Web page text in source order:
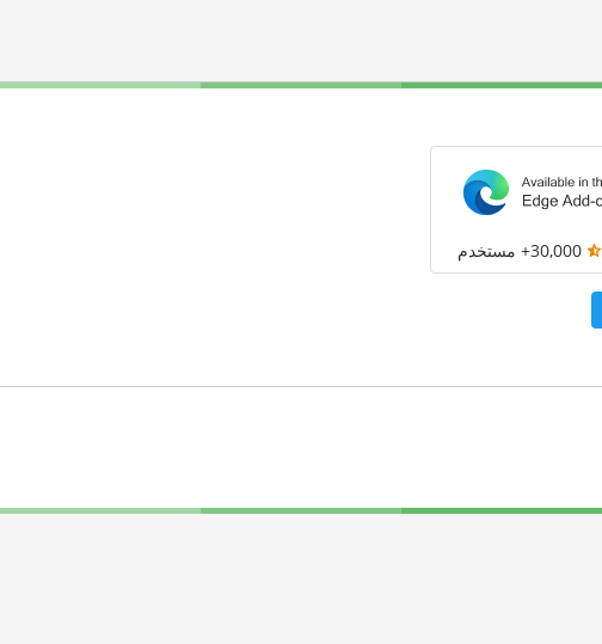
30,000+ مستخدم